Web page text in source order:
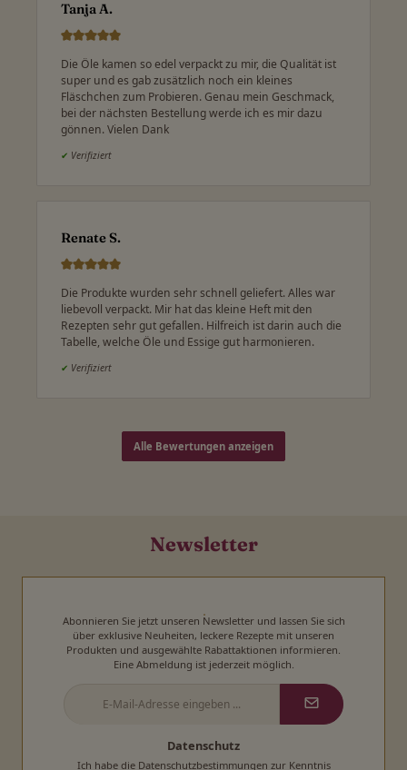
Tanja A.
Die Öle kamen so edel verpackt zu mir, die Qualität ist
super und es gab zusätzlich noch ein kleines
Fläschchen zum Probieren. Genau mein Geschmack,
bei der nächsten Bestellung werde ich es mir dazu
gönnen. Vielen Dank
✔ Verifiziert
Renate S.
Die Produkte wurden sehr schnell geliefert. Alles war
liebevoll verpackt. Mir hat das kleine Heft mit den
Rezepten sehr gut gefallen. Hilfreich ist darin auch die
Tabelle, welche Öle und Essige gut harmonieren.
✔ Verifiziert
Alle Bewertungen anzeigen
Newsletter
Abonnieren Sie jetzt unseren Newsletter und lassen Sie sich
über exklusive Neuheiten, leckere Rezepte mit unseren
Produkten und ausgewählte Rabattaktionen informieren.
Eine Abmeldung ist jederzeit möglich.
Datenschutz
Ich habe die Datenschutzbestimmungen zur Kenntnis